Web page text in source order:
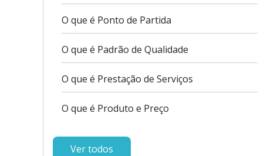
O que é Ponto de Partida
O que é Padrão de Qualidade
O que é Prestação de Serviços
O que é Produto e Preço
Ver todos